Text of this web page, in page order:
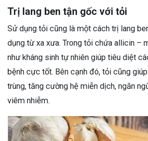
Trị lang ben tận gốc với tỏi
Sử dụng tỏi cũng là một cách trị lang
dụng từ xa xưa. Trong tỏi chứa allicin –
như kháng sinh tự nhiên giúp tiêu diệt
bệnh cực tốt. Bên cạnh đó, tỏi cũng
trùng, tăng cường hệ miễn dịch, ngăn
viêm nhiễm.